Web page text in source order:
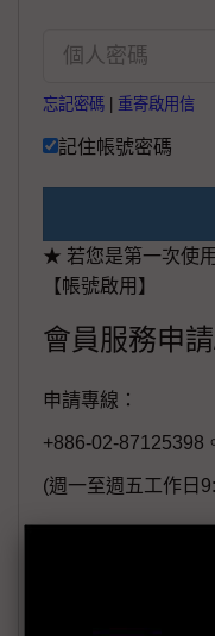
忘記密碼 重寄啟用信
記住帳號密碼
★ 若您是第一次使
【帳號啟用】
會員服務申
申請專線：
+886-02-87125398
(週一至週五工作日